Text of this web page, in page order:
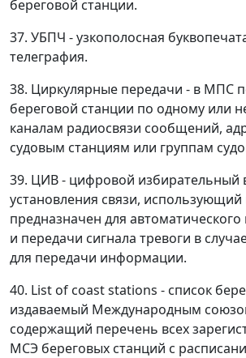
береговой станции.
37. УБПЧ - узкополосная
телеграфия.
38. Циркулярные передачи - в МПС
береговой станции по одному или
каналам радиосвязи сообщений,
судовым станциям или группам
39. ЦИВ - цифровой избирательный
установления связи,
предназначен для
и передачи сигнала тревоги в
для передачи информации.
40. List of coast stations - список
издаваемый Международным
содержащий перечень всех
МСЭ береговых станций с